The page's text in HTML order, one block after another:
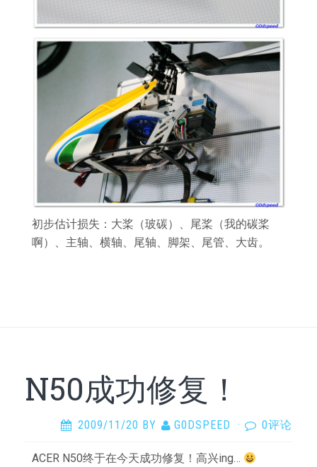
初步估计损失：大桨（玻碳）、尾桨（我的碳桨
啊）、主轴、横轴、尾轴、脚架、尾管、大齿。
N50成功修复！
2009/11/20 BY G0DSPEED · 0评论
ACER N50终于在今天成功修复！高兴ing…